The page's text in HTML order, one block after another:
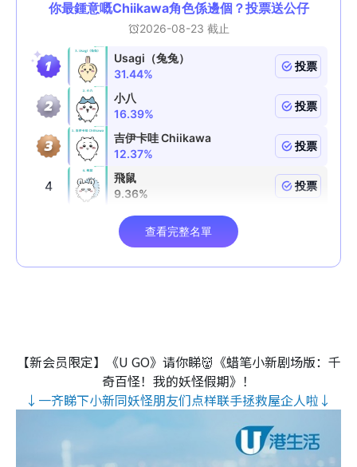
【新会员限定】《U GO》请你睇👹《蜡笔小新剧场版：千
奇百怪！我的妖怪假期》！
↓一齐睇下小新同妖怪朋友们点样联手拯救屋企人啦↓